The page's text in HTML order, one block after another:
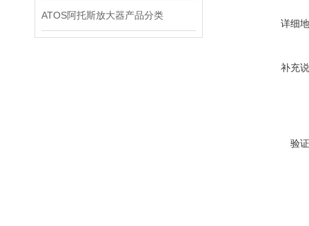
ATOS阿托斯放大器产品分类
详细
补充
验